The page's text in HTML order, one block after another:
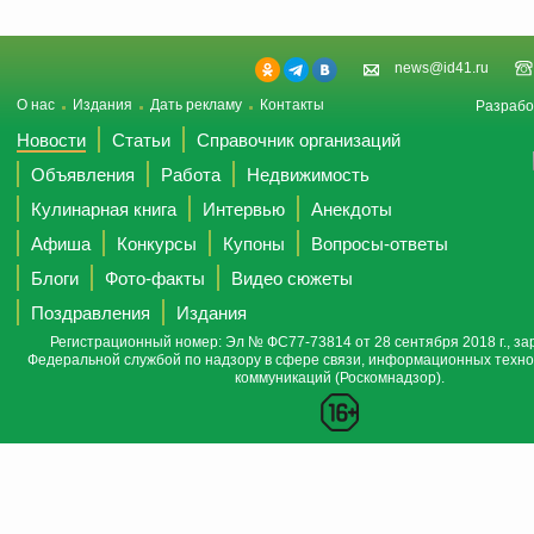
news@id41.ru
О нас Издания Дать рекламу Контакты
Новости Статьи
Справочник организаций
Объявления
Работа
Недвижимость
Кулинарная книга
Интервью
Анекдоты
Афиша
Конкурсы Купоны
Вопросы-ответы
Блоги
Фото-факты
Видео сюжеты
Поздравления
Издания
Регистрационный номер: Эл № ФС77-73814 от 28 сентября 2018 г.,
Федеральной службой по надзору в сфере связи, информационных
коммуникаций (Роскомнадзор).